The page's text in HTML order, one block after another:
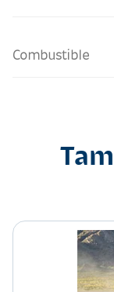
Combustible